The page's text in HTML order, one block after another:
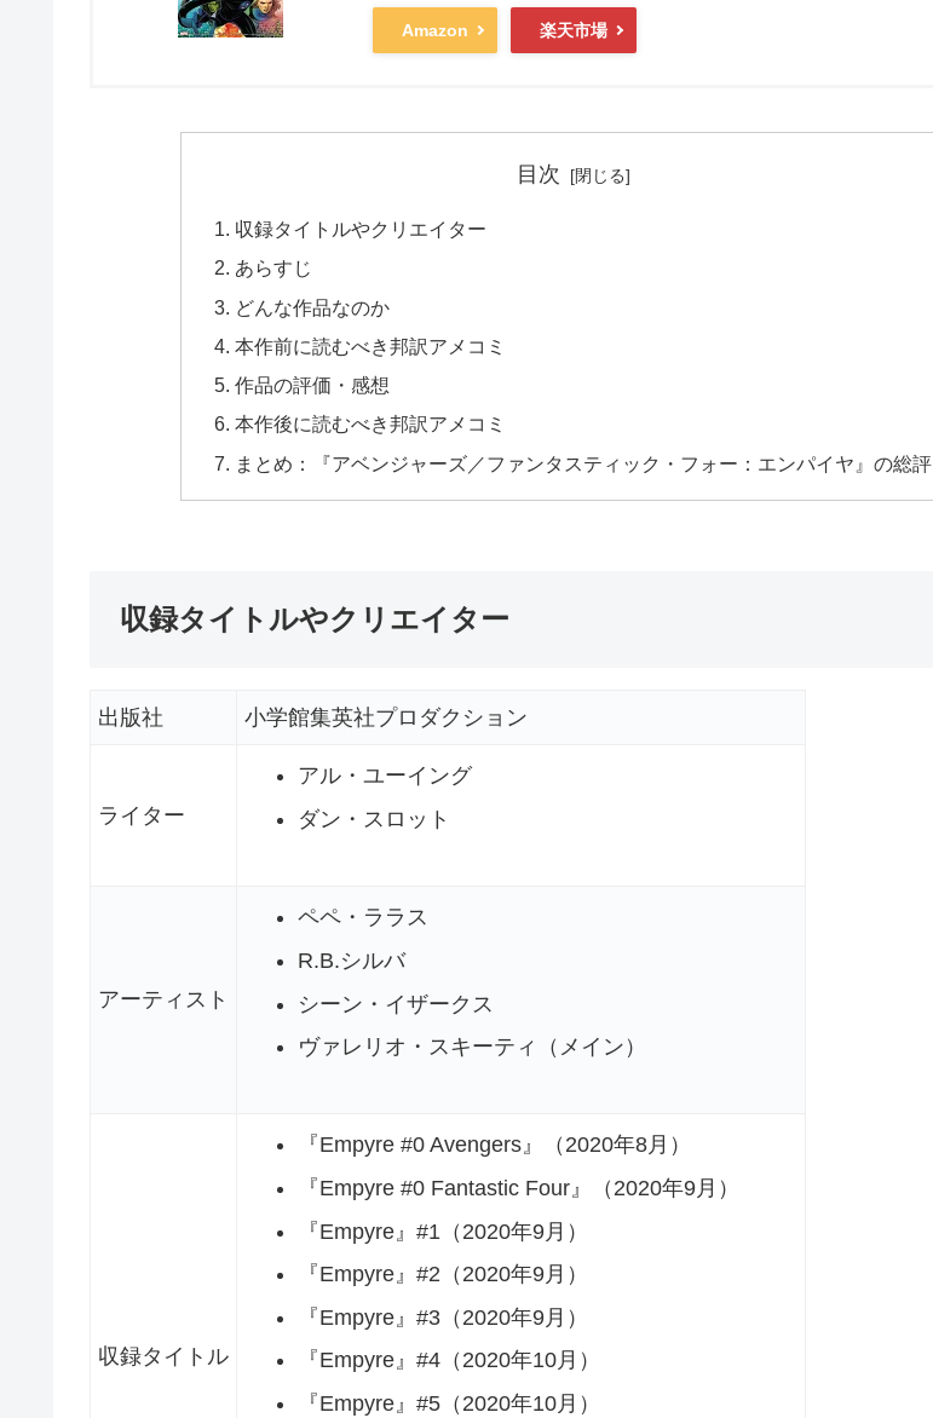
Amazon 楽天市場
目次
収録タイトルやクリエイター
あらすじ
どんな作品なのか
本作前に読むべき邦訳アメコミ
作品の評価・感想
本作後に読むべき邦訳アメコミ
まとめ：『アベンジャーズ／ファンタスティック・フォー：エンパイヤ』の総評
収録タイトルやクリエイター
出版社 小学館集英社プロダクション
ライター
アル・ユーイング
ダン・スロット
アーティスト
ペペ・ララス
R.B.シルバ
シーン・イザークス
ヴァレリオ・スキーティ（メイン）
収録タイトル
『Empyre #0 Avengers』（2020年8月）
『Empyre #0 Fantastic Four』（2020年9月）
『Empyre』#1（2020年9月）
『Empyre』#2（2020年9月）
『Empyre』#3（2020年9月）
『Empyre』#4（2020年10月）
『Empyre』#5（2020年10月）